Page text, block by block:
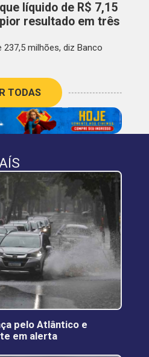
líquido de R$ 7,15
resultado em três
milhões, diz Banco
TODAS
pelo Atlântico e
em alerta